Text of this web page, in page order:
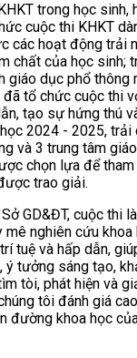
trong học sinh,
cuộc thi KHKT
các hoạt động trải
chất của học sinh;
giáo dục phổ thông
đã tổ chức cuộc thi
tạo sự hứng thú
2024 - 2025, trải
và 3 trung tâm
chọn lựa để
trao giải.
GD&ĐT, cuộc thi
nghiên cứu khoa
tuệ và hấp dẫn,
ý tưởng sáng tạo,
tòi, phát hiện và
tôi đánh giá
đường khoa học